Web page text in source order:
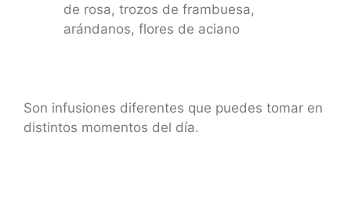
de rosa, trozos de frambuesa,
arándanos, flores de aciano
Son infusiones diferentes que puedes tomar en
distintos momentos del día.